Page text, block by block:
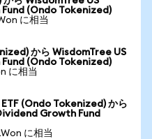
(Ondo Tokenized)
に相当
から WisdomTree US
(Ondo Tokenized)
に相当
(Ondo Tokenized) から
Growth Fund
に相当